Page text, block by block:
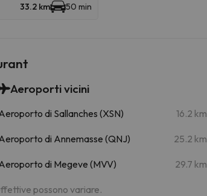
33.2 km 50 min
Aeroporti vicini
di Sallanches (XSN) 16.2 km
di Annemasse (QNJ) 25.2 km
di Megeve (MVV) 29.7 km
possono variare.